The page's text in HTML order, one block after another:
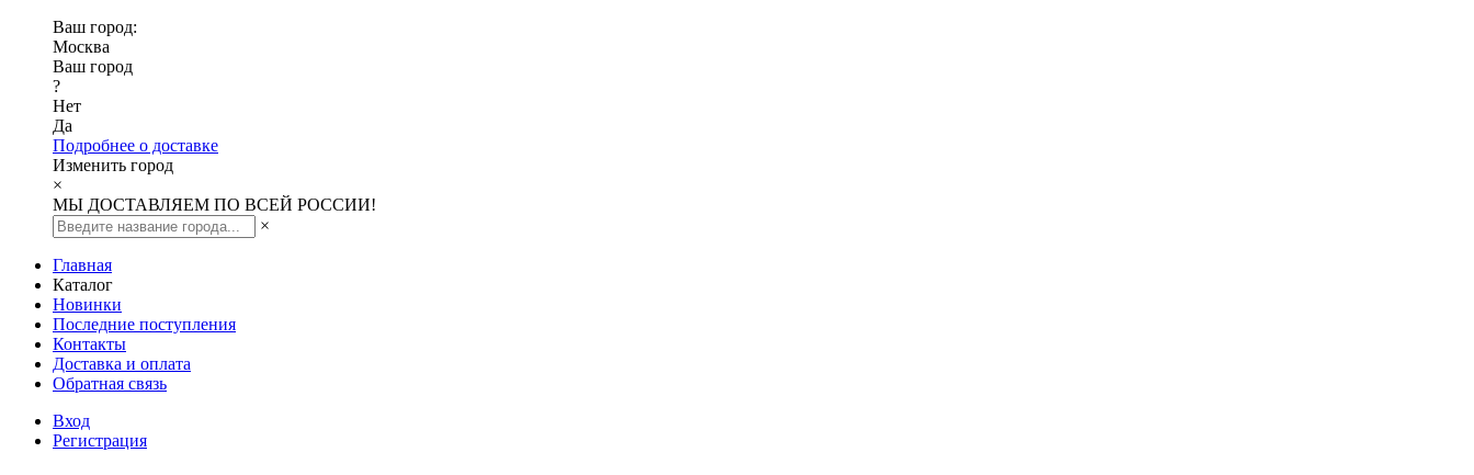
Ваш город:
Москва
Ваш город
?
Нет
Да
Подробнее о доставке
Изменить город
×
МЫ ДОСТАВЛЯЕМ ПО ВСЕЙ РОССИИ!
×
Главная
Каталог
Новинки
Последние поступления
Контакты
Доставка и оплата
Обратная связь
Вход
Регистрация